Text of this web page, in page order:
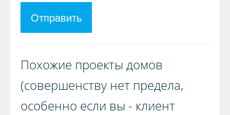
Отправить
Похожие проекты домов
(совершенству нет предела,
особенно если вы - клиент